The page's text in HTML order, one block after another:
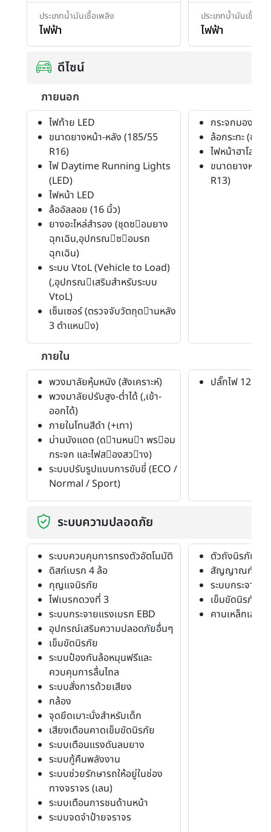
ประเภทน้ำมันเชื้อเพลิง
ไฟฟ้า
ประเภทน้ำมันเชื้อเพ
ไฟฟ้า
ดีไซน์
ภายนอก
ไฟท้าย LED
ขนาดยางหน้า-หลัง (185/55
R16)
ไฟ Daytime Running Lights
(LED)
ไฟหน้า LED
ล้ออัลลอย (16 นิ้ว)
ยางอะไหล่สำรอง (ชุดซอมยาง
ฉุกเฉิน,อุปกรณซอมรถ
ฉุกเฉิน)
ระบบ VtoL (Vehicle to Load)
(,อุปกรณเสริมสําหรับระบบ
VtoL)
เซ็นเซอร์ (ตรวจจับวัตถุดานหลัง
3 ตําแหนง)
กระจกมองข้า
ล้อกระทะ (ขน
ไฟหน้าฮาโลเจน
ขนาดยางหน้า
R13)
ภายใน
พวงมาลัยหุ้มหนัง (สังเคราะห์)
พวงมาลัยปรับสูง-ต่ำได้ (,เข้า-
ออกได้)
ภายในโทนสีดำ (+เทา)
ม่านบังแดด (ดานหนา พรอม
กระจก และไฟสองสวาง)
ระบบปรับรูปแบบการขับขี่ (ECO /
Normal / Sport)
ปลั๊กไฟ 12 โวล
ระบบความปลอดภัย
ระบบควบคุมการทรงตัวอัตโนมัติ
ดิสก์เบรก 4 ล้อ
กุญแจนิรภัย
ไฟเบรกดวงที่ 3
ระบบกระจายแรงเบรก EBD
อุปกรณ์เสริมความปลอดภัยอื่นๆ
เข็มขัดนิรภัย
ระบบป้องกันล้อหมุนฟรีและ
ควบคุมการลื่นไถล
ระบบสั่งการด้วยเสียง
กล้อง
จุดยึดเบาะนั่งสำหรับเด็ก
เสียงเตือนคาดเข็มขัดนิรภัย
ระบบเตือนแรงดันลมยาง
ระบบกู้คืนพลังงาน
ระบบช่วยรักษารถให้อยู่ในช่อง
ทางจราจร (เลน)
ระบบเตือนการชนด้านหน้า
ระบบจดจำป้ายจราจร
ตัวถังนิรภัย
สัญญาณกันขโ
ระบบกระจายแ
เข็มขัดนิรภัย
คานเหล็กเสริ